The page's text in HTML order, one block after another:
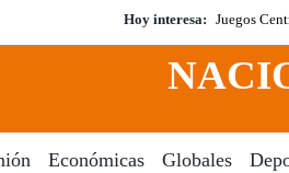
Hoy interesa: Juegos
Económicas Globales